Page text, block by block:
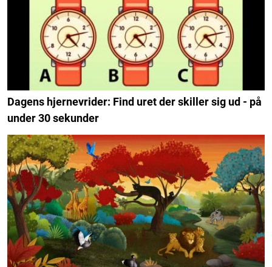
Dagens hjernevrider: Find uret der skiller sig ud - på
under 30 sekunder